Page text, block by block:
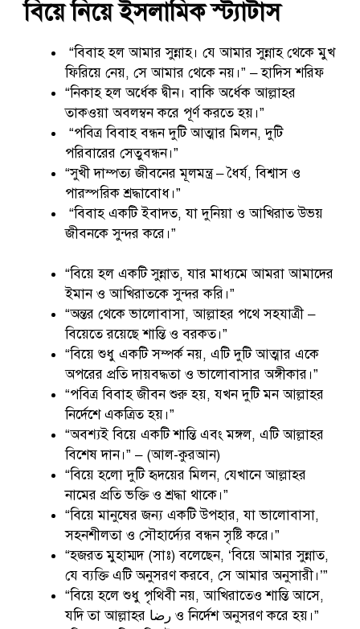
বিয়ে নিয়ে ইসলামিক স্ট্যাটাস
“বিবাহ হল আমার সুন্নাহ। যে আমার সুন্নাহ থেকে মুখ
ফিরিয়ে নেয়, সে আমার থেকে নয়।” – হাদিস শরিফ
“নিকাহ হল অর্ধেক দ্বীন। বাকি অর্ধেক আল্লাহর
তাকওয়া অবলম্বন করে পূর্ণ করতে হয়।”
“পবিত্র বিবাহ বন্ধন দুটি আত্মার মিলন, দুটি
পরিবারের সেতুবন্ধন।”
“সুখী দাম্পত্য জীবনের মূলমন্ত্র – ধৈর্য, বিশ্বাস ও
পারস্পরিক শ্রদ্ধাবোধ।”
“বিবাহ একটি ইবাদত, যা দুনিয়া ও আখিরাত উভয়
জীবনকে সুন্দর করে।”
“বিয়ে হল একটি সুন্নাত, যার মাধ্যমে আমরা আমাদের
ইমান ও আখিরাতকে সুন্দর করি।”
“অন্তর থেকে ভালোবাসা, আল্লাহর পথে সহযাত্রী –
বিয়েতে রয়েছে শান্তি ও বরকত।”
“বিয়ে শুধু একটি সম্পর্ক নয়, এটি দুটি আত্মার একে
অপরের প্রতি দায়বদ্ধতা ও ভালোবাসার অঙ্গীকার।”
“পবিত্র বিবাহ জীবন শুরু হয়, যখন দুটি মন আল্লাহর
নির্দেশে একত্রিত হয়।”
“অবশ্যই বিয়ে একটি শান্তি এবং মঙ্গল, এটি আল্লাহর
বিশেষ দান।” – (আল-কুরআন)
“বিয়ে হলো দুটি হৃদয়ের মিলন, যেখানে আল্লাহর
নামের প্রতি ভক্তি ও শ্রদ্ধা থাকে।”
“বিয়ে মানুষের জন্য একটি উপহার, যা ভালোবাসা,
সহনশীলতা ও সৌহার্দ্যের বন্ধন সৃষ্টি করে।”
“হজরত মুহাম্মদ (সাঃ) বলেছেন, ‘বিয়ে আমার সুন্নাত,
যে ব্যক্তি এটি অনুসরণ করবে, সে আমার অনুসারী।’”
“বিয়ে হলে শুধু পৃথিবী নয়, আখিরাতেও শান্তি আসে,
যদি তা আল্লাহর رضا ও নির্দেশ অনুসরণ করে হয়।”